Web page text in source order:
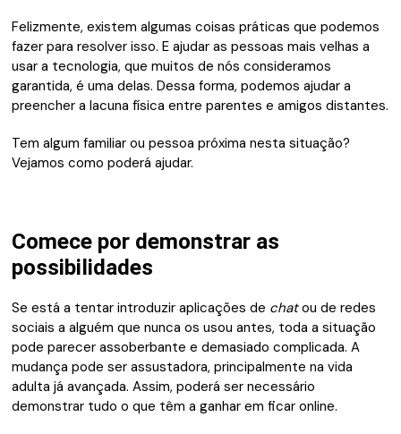
Felizmente, existem algumas coisas práticas que podemos
fazer para resolver isso. E ajudar as pessoas mais velhas a
usar a tecnologia, que muitos de nós consideramos
garantida, é uma delas. Dessa forma, podemos ajudar a
preencher a lacuna física entre parentes e amigos distantes.
Tem algum familiar ou pessoa próxima nesta situação?
Vejamos como poderá ajudar.
Comece por demonstrar as
possibilidades
Se está a tentar introduzir aplicações de chatou de redes
sociais a alguém que nunca os usou antes, toda a situação
pode parecer assoberbante e demasiado complicada. A
mudança pode ser assustadora, principalmente na vida
adulta já avançada. Assim, poderá ser necessário
demonstrar tudo o que têm a ganhar em ficar online.